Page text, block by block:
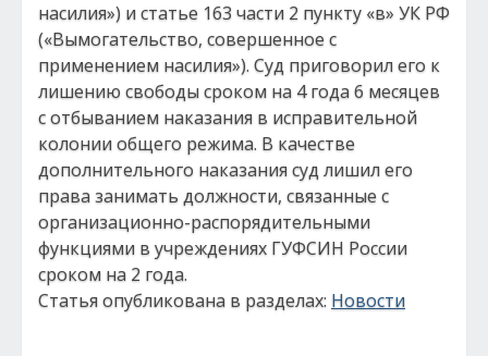
насилия») и статье 163 части 2 пункту «в» УК РФ
(«Вымогательство, совершенное с
применением насилия»). Суд приговорил его к
лишению свободы сроком на 4 года 6 месяцев
с отбыванием наказания в исправительной
колонии общего режима. В качестве
дополнительного наказания суд лишил его
права занимать должности, связанные с
организационно-распорядительными
функциями в учреждениях ГУФСИН России
сроком на 2 года.
Статья опубликована в разделах: Новости